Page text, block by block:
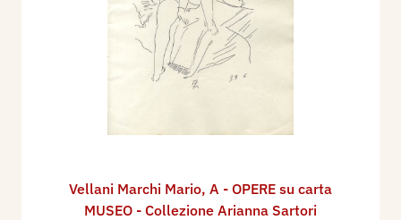
Vellani Marchi Mario, A - OPERE su carta
MUSEO - Collezione Arianna Sartori